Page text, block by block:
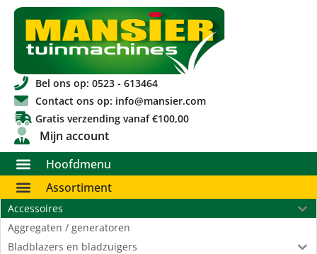
Bel ons op: 0523 - 613464
Contact ons op: info@mansier.com
Gratis verzending vanaf €100,00
Mijn account
Hoofdmenu
Assortiment
Accessoires
Aggregaten / generatoren
Bladblazers en bladzuigers